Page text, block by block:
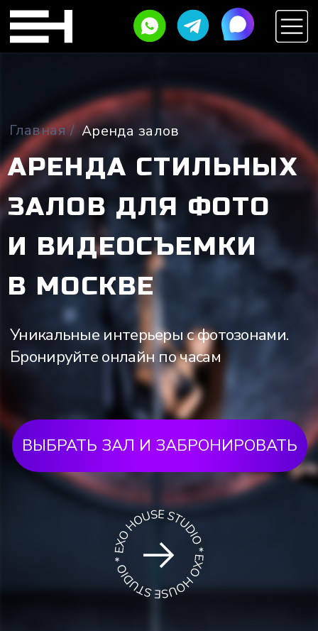
АРЕНДА СТИЛЬНЫХ
ЗАЛОВ ДЛЯ ФОТО
И ВИДЕОСЪЕМКИ
В МОСКВЕ
ВЫБРАТЬ ЗАЛ И ЗАБРОНИРОВАТЬ
Уникальные интерьеры с фотозонами.
Бронируйте онлайн по часам
Аренда залов
МЫ — СОВРЕМЕННАЯ ШКОЛА
POLE DANCE, ГДЕ СТРАСТЬ
К ДВИЖЕНИЮ ВСТРЕЧАЕТСЯ
С КРАСОТОЙ ПРОСТРАНСТВА.